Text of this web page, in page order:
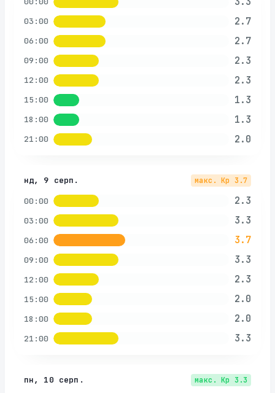
03:00 2.7
06:00 2.7
09:00 2.3
12:00 2.3
15:00 1.3
18:00 1.3
21:00 2.0
нд, 9 серп. макс. Kp 3.7
00:00 2.3
03:00 3.3
06:00 3.7
09:00 3.3
12:00 2.3
15:00 2.0
18:00 2.0
21:00 3.3
пн, 10 серп. макс. Kp 3.3